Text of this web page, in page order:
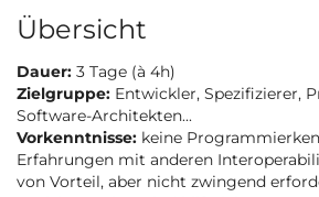
Ü bersicht
Dauer: 3 Tage (à 4h)
Zielgruppe: Entwickler, Spezifizierer,
Software-Architekten...
Vorkenntnisse: keine
Erfahrungen mit anderen
von Vorteil, aber nicht zwingend